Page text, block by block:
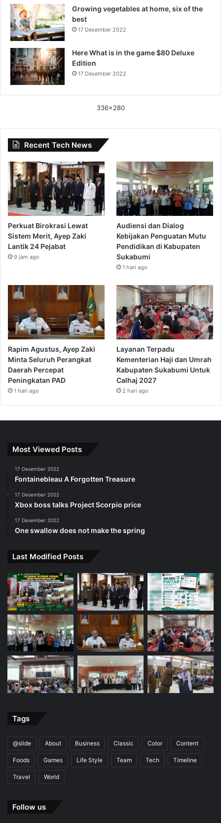
Growing vegetables at home, six of the
best
17 Desember 2022
Here What is in the game $80 Deluxe
Edition
17 Desember 2022
336x280
Recent Tech News
Perkuat Birokrasi Lewat
Sistem Merit, Ayep Zaki
Lantik 24 Pejabat
9 jam ago
Audiensi dan Dialog
Kebijakan Penguatan Mutu
Pendidikan di Kabupaten
Sukabumi
1 hari ago
Rapim Agustus, Ayep Zaki
Minta Seluruh Perangkat
Daerah Percepat
Peningkatan PAD
1 hari ago
Layanan Terpadu
Kementerian Haji dan Umrah
Kabupaten Sukabumi Untuk
Calhaj 2027
2 hari ago
Most Viewed Posts
17 Desember 2022
Fontainebleau A Forgotten Treasure
17 Desember 2022
Xbox boss talks Project Scorpio price
17 Desember 2022
One swallow does not make the spring
Last Modified Posts
Tags
@slide About Business Classic Color Content
Foods Games Life Style Team Tech Timeline
Travel World
Follow us